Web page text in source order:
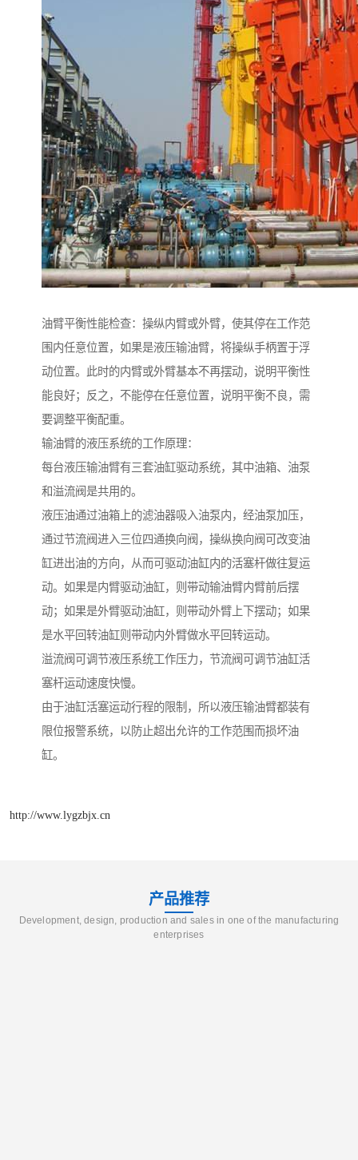
油臂平衡性能检查：操纵内臂或外臂，使其停在工作范
围内任意位置，如果是液压输油臂，将操纵手柄置于浮
动位置。此时的内臂或外臂基本不再摆动，说明平衡性
能良好；反之，不能停在任意位置，说明平衡不良，需
要调整平衡配重。
输油臂的液压系统的工作原理：
每台液压输油臂有三套油缸驱动系统，其中油箱、油泵
和溢流阀是共用的。
液压油通过油箱上的滤油器吸入油泵内，经油泵加压，
通过节流阀进入三位四通换向阀，操纵换向阀可改变油
缸进出油的方向，从而可驱动油缸内的活塞杆做往复运
动。如果是内臂驱动油缸，则带动输油臂内臂前后摆
动；如果是外臂驱动油缸，则带动外臂上下摆动；如果
是水平回转油缸则带动内外臂做水平回转运动。
溢流阀可调节液压系统工作压力，节流阀可调节油缸活
塞杆运动速度快慢。
由于油缸活塞运动行程的限制，所以液压输油臂都装有
限位报警系统，以防止超出允许的工作范围而损坏油
缸。
http://www.lygzbjx.cn
产品推荐
Development, design, production and sales in one of the manufacturing
enterprises